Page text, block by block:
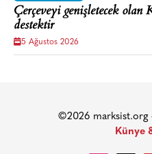
Çerçeveyi genişletecek
destektir
5 Ağustos 2026
©2026 marksist.org
Künye